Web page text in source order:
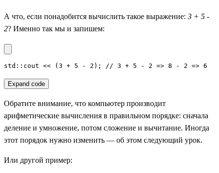
А что, если понадобится вычислить такое выражение: 3 + 5 -
2? Именно так мы и запишем:
std::cout << (3 + 5 - 2); // 3 + 5 - 2 => 8 - 2 => 6
Expand code
Обратите внимание, что компьютер производит
арифметические вычисления в правильном порядке: сначала
деление и умножение, потом сложение и вычитание. Иногда
этот порядок нужно изменить — об этом следующий урок.
Или другой пример: